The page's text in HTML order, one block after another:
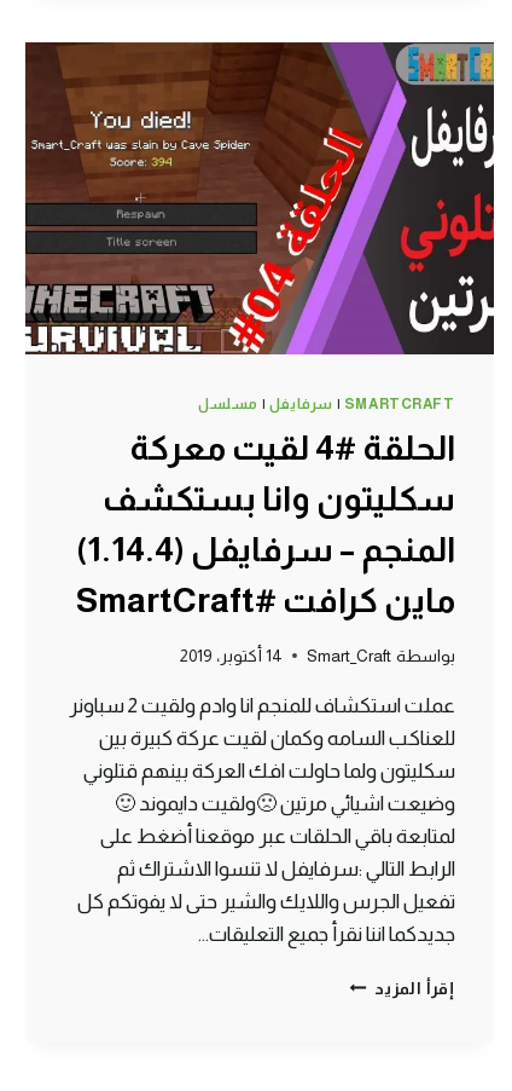
الغزاة
واستقبال
مشترك
جديد
–
سرفايفل
(1.14.4)
ماين
كرافت
#SMARTCRAFT
SMARTCRAFT
| سرفايفل | مسلسل
الحلقة #4 لقيت معركة
سكليتون وانا بستكشف
المنجم – سرفايفل (1.14.4)
ماين كرافت #SmartCraft
بواسطة Smart_Craft 14 أكتوبر، 2019
عملت استكشاف للمنجم انا وادم ولقيت 2 سباونر
للعناكب السامه وكمان لقيت عركة كبيرة بين
سكليتون ولما حاولت افك العركة بينهم قتلوني
وضيعت اشيائي مرتين 🙁ولقيت دايموند 🙂
لمتابعة باقي الحلقات عبر موقعنا أضغط على
الرابط التالي :سرفايفل لا تنسوا الاشتراك ثم
تفعيل الجرس واللايك والشير حتى لا يفوتكم كل
جديدكما اننا نقرأ جميع التعليقات…
إقرأ المزيد الحلقة